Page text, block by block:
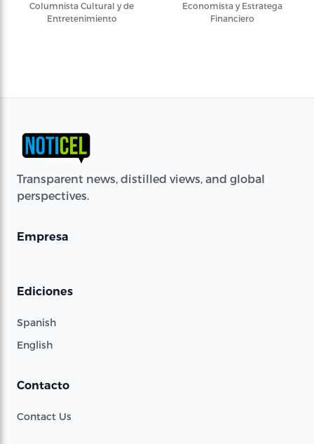
Columnista Cultural y de
Entretenimiento
Economista y Estratega
Financiero
Transparent news, distilled views, and global
perspectives.
Empresa
Ediciones
Spanish
English
Contacto
Contact Us